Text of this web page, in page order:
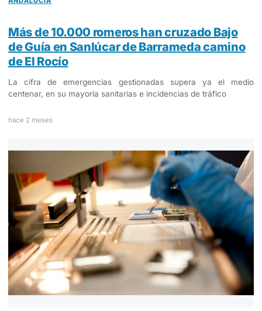
Más de 10.000 romeros han cruzado Bajo
de Guía en Sanlúcar de Barrameda camino
de El Rocío
La cifra de emergencias gestionadas supera ya el medio
centenar, en su mayoría sanitarias e incidencias de tráfico
hace 2 meses